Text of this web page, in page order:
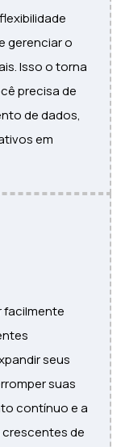
gerenciar o
Isso o torna
precisa de
de dados,
em
facilmente
seus
suas
contínuo e a
de